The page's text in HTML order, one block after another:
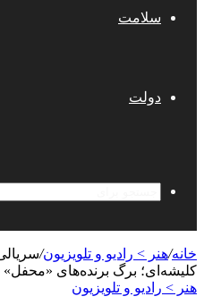
سلامت
دولت
خانه/هنر > رادیو و تلویزیون/
کلیشه‌ای؛ برگ برنده‌های
هنر > رادیو و تلویزیون